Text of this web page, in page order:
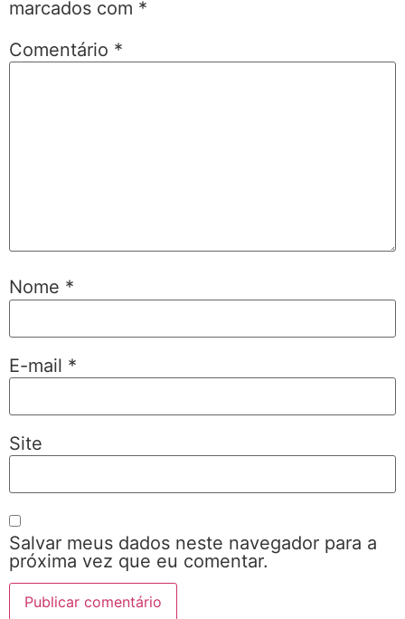
marcados com *
Comentário *
Nome *
E-mail *
Site
Salvar meus dados neste navegador para a
próxima vez que eu comentar.